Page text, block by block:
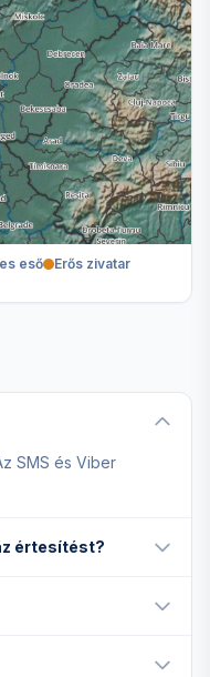
eső
Erős zivatar
SMS és Viber
értesítést?